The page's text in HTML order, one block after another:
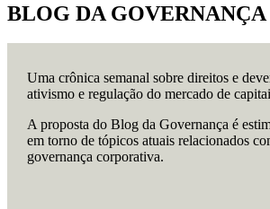
BLOG DA GOVERNANÇA
Uma crônica semanal sobre direitos e
ativismo e regulação do mercado de
A proposta do Blog da Governança é
em torno de tópicos atuais relacionados
governança corporativa.